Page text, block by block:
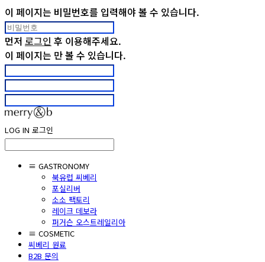
이 페이지는 비밀번호를 입력해야 볼 수 있습니다.
먼저 로그인 후 이용해주세요.
이 페이지는 만 볼 수 있습니다.
LOG IN 로그인
≡ GASTRONOMY
북유럽 씨베리
포실리버
소소 팩토리
레이크 데보라
퍼거슨 오스트레일리아
≡ COSMETIC
씨베리 원료
B2B 문의